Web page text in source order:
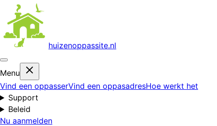
huizenoppassite.nl
Menu
Vind een oppasserVind een oppasadresHoe werkt het
Support
Beleid
Nu aanmelden